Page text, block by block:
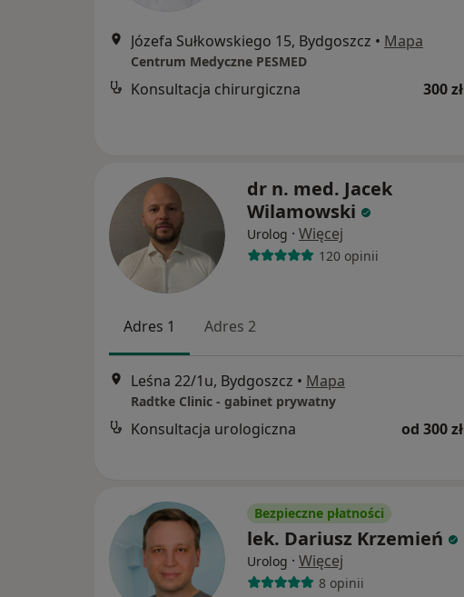
Józefa Sułkowskiego 15, Bydgoszcz • Mapa
Centrum Medyczne PESMED
Konsultacja chirurgiczna 300 zł
dr n. med. Jacek
Wilamowski
Urolog · Więcej
120 opinii
Adres 1 Adres 2
Leśna 22/1u, Bydgoszcz • Mapa
Radtke Clinic - gabinet prywatny
Konsultacja urologiczna od 300 zł
Bezpieczne płatności
lek. Dariusz Krzemień
Urolog · Więcej
8 opinii